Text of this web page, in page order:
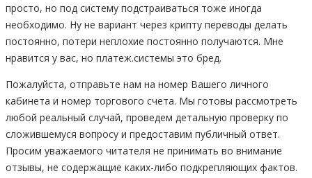
просто, но под систему подстраиваться тоже иногда
необходимо. Ну не вариант через крипту переводы делать
постоянно, потери неплохие постоянно получаются. Мне
нравится у вас, но платеж.системы это бред.
Пожалуйста, отправьте нам на номер Вашего личного
кабинета и номер торгового счета. Мы готовы рассмотреть
любой реальный случай, проведем детальную проверку по
сложившемуся вопросу и предоставим публичный ответ.
Просим уважаемого читателя не принимать во внимание
отзывы, не содержащие каких-либо подкрепляющих фактов.